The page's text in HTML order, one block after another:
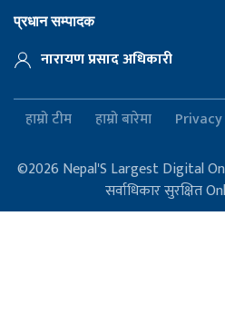
प्रधान सम्पादक
नारायण प्रसाद अधिकारी
हाम्रो टीम हाम्रो बारेमा
©2026 Nepal'S Largest Digital
सर्वाधिकार सुरक्षित